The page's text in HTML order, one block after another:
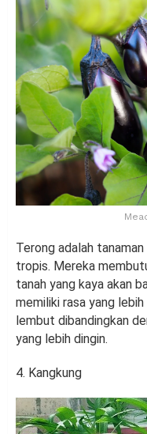
Terong adalah
tropis. Mereka
tanah yang kaya akan
memiliki rasa yang
lembut dibandingkan
yang lebih dingin.
4. Kangkung